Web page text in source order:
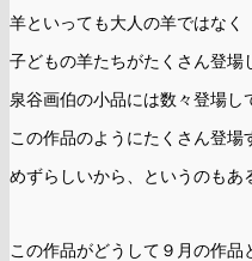
羊といっても大人の羊ではなく
子どもの羊たちがたくさん登場
泉谷画伯の小品には数々登場し
この作品のようにたくさん登場
めずらしいから、というのもあ
この作品がどうして９月の作